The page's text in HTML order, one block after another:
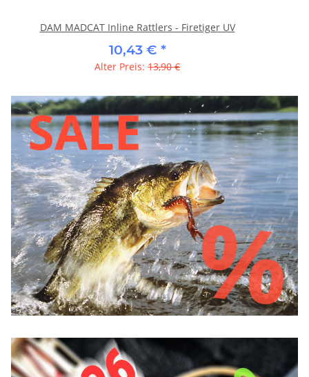
DAM MADCAT Inline Rattlers - Firetiger UV
10,43 € *
Alter Preis: 13,90 €